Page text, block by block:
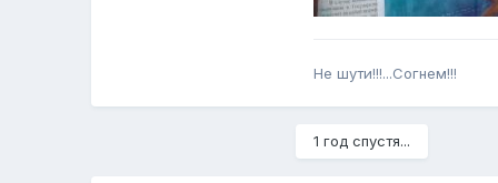
Не шути!!!...Согнем!!!
1 год спустя...